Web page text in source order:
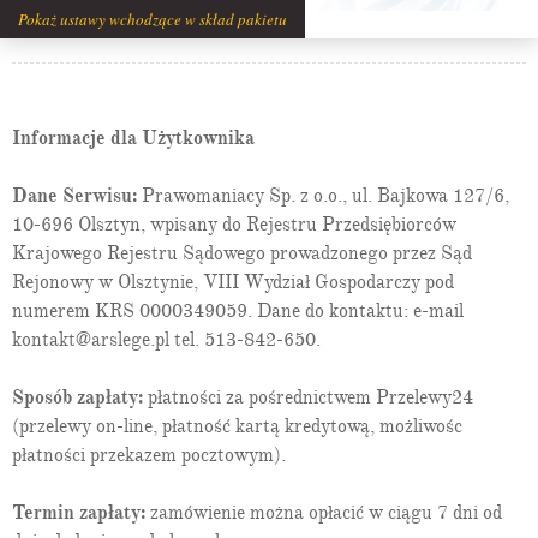
Art. 37: rezerwa z tytułu odroczonego podatku dochodowego
Art. 41: zakres rozliczeń międzyokresowych przychodów
Art. 43: wynik finansowy netto w bankach
Art. 44: wynik finansowy netto w zakładach ubezpieczeń lub
reasekuracji
Rozdział 4a. Łączenie się spółek
Art. 44a: rozliczanie i ujmowanie w księgach rachunkowych
rozliczanie połączenia spółek metodą nabycia
Art. 44d: odpowiednie stosowanie przepisów do nabycia przez
jednostkę zorganizowanej części innej jednostki
Rozdział 5. Sprawozdania finansowe jednostki
Art. 46: ujmowanie w bilansie stanu aktywów i pasywów
Pokaż ustawy wchodzące w skład pakietu
Informacje dla Użytkownika
Dane Serwisu: Prawomaniacy Sp. z o.o., ul. Bajkowa 127/6,
10-696 Olsztyn, wpisany do Rejestru Przedsiębiorców
Krajowego Rejestru Sądowego prowadzonego przez Sąd
Rejonowy w Olsztynie, VIII Wydział Gospodarczy pod
numerem KRS 0000349059. Dane do kontaktu: e-mail
kontakt@arslege.pl tel. 513-842-650.
Sposób zapłaty: płatności za pośrednictwem Przelewy24
(przelewy on-line, płatność kartą kredytową, możliwośc
płatności przekazem pocztowym).
Termin zapłaty: zamówienie można opłacić w ciągu 7 dni od